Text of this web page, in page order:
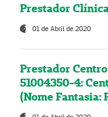
Prestador
01 de Abril de 2020
Prestador
51004350-4:
(Nome